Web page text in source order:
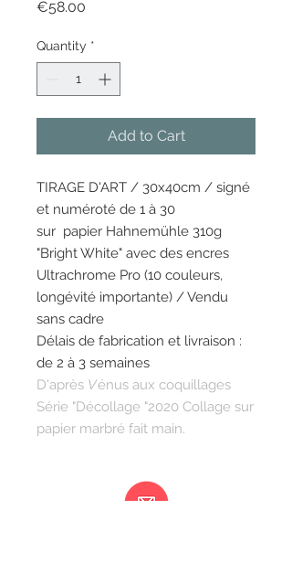
€58.00
Quantity *
Add to Cart
TIRAGE D'ART / 30x40cm / signé
et numéroté de 1 à 30
sur papier Hahnemühle 310g
"Bright White" avec des encres
Ultrachrome Pro (10 couleurs,
longévité importante) / Vendu
sans cadre
Délais de fabrication et livraison :
de 2 à 3 semaines
D'après Vénus aux coquillages
Série "Décollage "2020 Collage sur
papier marbré fait main.